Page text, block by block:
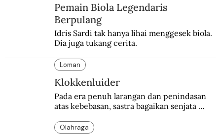
Pemain Biola Legendaris
Berpulang
Idris Sardi tak hanya lihai menggesek biola.
Dia juga tukang cerita.
Loman
Klokkenluider
Pada era penuh larangan dan penindasan
atas kebebasan, sastra bagaikan senjata
Olahraga